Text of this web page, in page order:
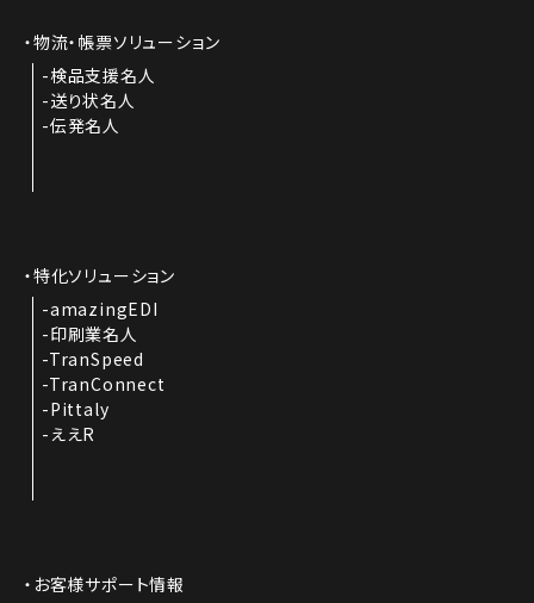
物流・帳票ソリューション
検品支援名人
送り状名人
伝発名人
特化ソリューション
amazingEDI
印刷業名人
TranSpeed
TranConnect
Pittaly
ええR
お客様サポート情報